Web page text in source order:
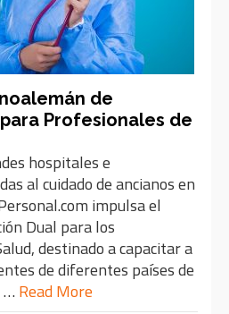
de
Profesionales de
hospitales e
al cuidado de ancianos en
impulsa el
Dual para los
destinado a capacitar a
de diferentes países de
… Read More